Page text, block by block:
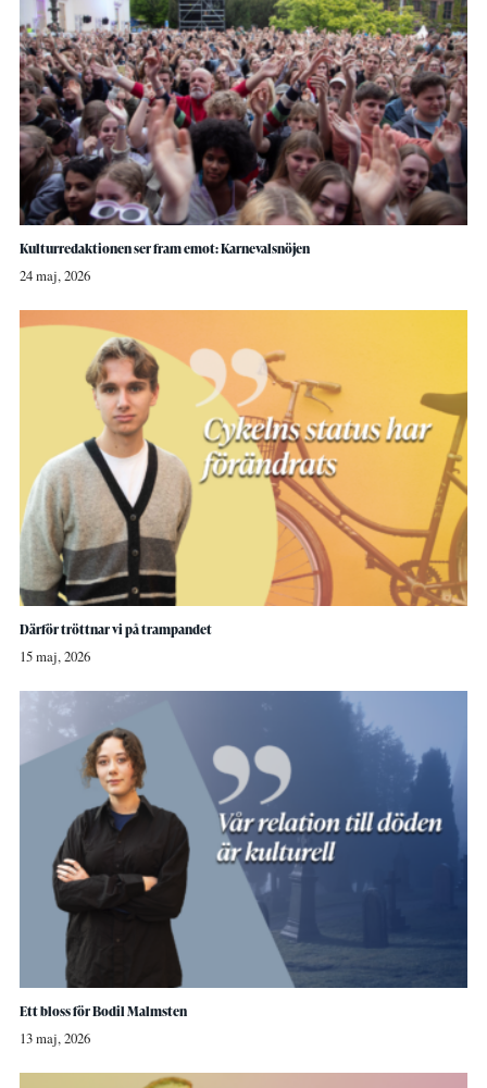
Kulturredaktionen ser fram emot: Karnevalsnöjen
24 maj, 2026
Därför tröttnar vi på trampandet
15 maj, 2026
Ett bloss för Bodil Malmsten
13 maj, 2026